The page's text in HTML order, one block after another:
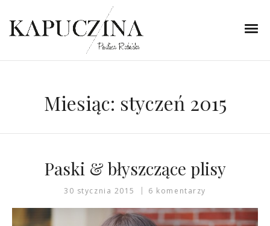
Miesiąc: styczeń 2015
Paski & błyszczące plisy
30 stycznia 2015 6 komentarzy